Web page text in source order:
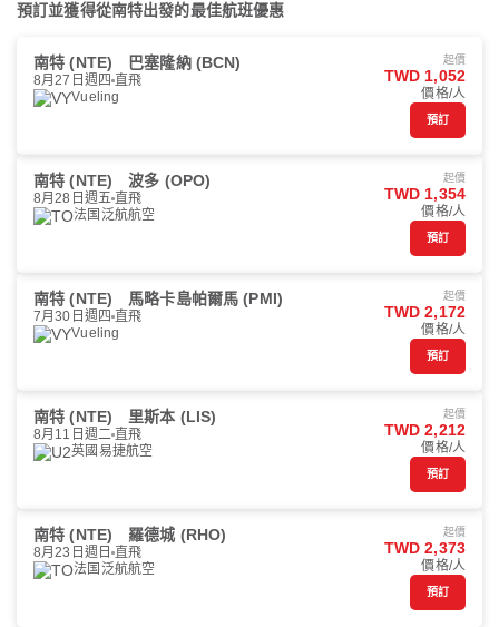
預訂並獲得從南特出發的最佳航班優惠
南特 (NTE) 巴塞隆納 (BCN)
8月27日週四 直飛
Vueling
起價
TWD 1,052
價格/人
預訂
南特 (NTE) 波多 (OPO)
8月28日週五 直飛
法国泛航航空
起價
TWD 1,354
價格/人
預訂
南特 (NTE) 馬略卡島帕爾馬 (PMI)
7月30日週四 直飛
Vueling
起價
TWD 2,172
價格/人
預訂
南特 (NTE) 里斯本 (LIS)
8月11日週二 直飛
英國易捷航空
起價
TWD 2,212
價格/人
預訂
南特 (NTE) 羅德城 (RHO)
8月23日週日 直飛
法国泛航航空
起價
TWD 2,373
價格/人
預訂